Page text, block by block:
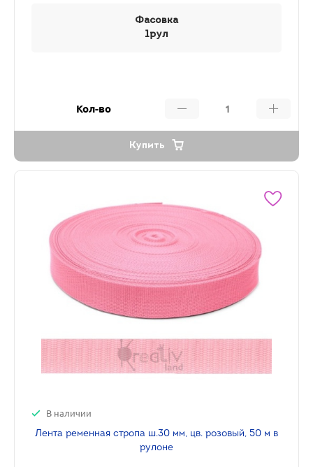
Фасовка
1рул
Кол-во
Купить
В наличии
Лента ременная стропа ш.30 мм, цв. розовый, 50 м в
рулоне